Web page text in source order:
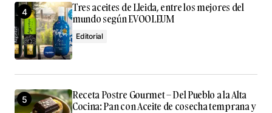
Tres aceites de Lleida, entre los mejores del
mundo según EVOOLEUM
Editorial
Receta Postre Gourmet – Del Pueblo a la Alta
Cocina: Pan con Aceite de cosecha temprana y